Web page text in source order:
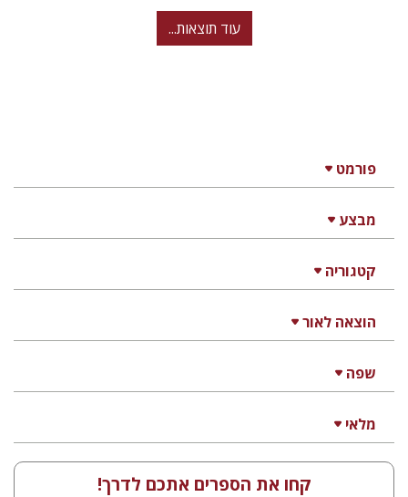
פורמט
מבצע
קטגוריה
הוצאה לאור
שפה
מלאי
עוד תוצאות...
קחו את הספרים אתכם לדרך!